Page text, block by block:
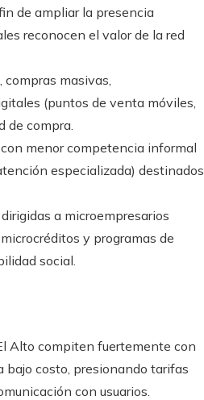
de ampliar la presencia
reconocen el valor de la red
masivas,
(puntos de venta móviles,
de compra.
menor competencia informal
especializada) destinados
a microempresarios
y programas de
social.
Alto compiten fuertemente con
bajo costo, presionando tarifas
con usuarios.